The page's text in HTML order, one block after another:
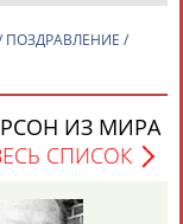
АБДУЛЛАЕВ
ПОЗДРАВЛЕНИЕ /
ИЗ МИРА
СПИСОК